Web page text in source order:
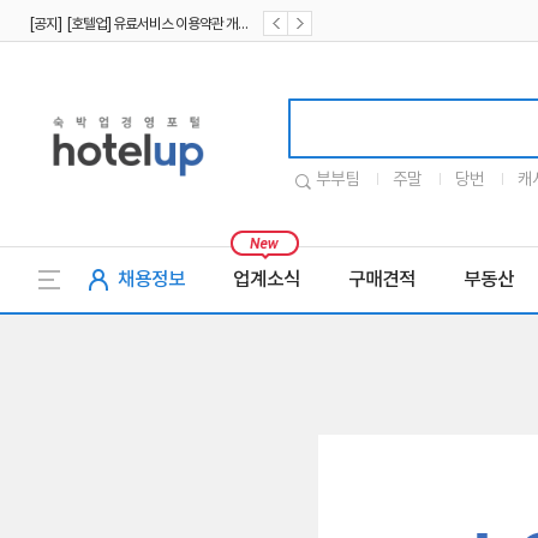
부부팀 주말 당번 캐
채용정보 업계소식 구매견적 부동산